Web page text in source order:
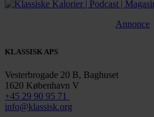
Annonce
KLASSISK APS
Vesterbrogade 20 B, Baghuset
1620 København V
+45 29 90 95 71
info@klassisk.org